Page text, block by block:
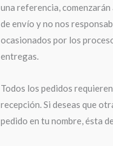
una referencia,
de envío y no nos
ocasionados por los
entregas.
Todos los pedidos
recepción. Si deseas que
pedido en tu nombre, ésta